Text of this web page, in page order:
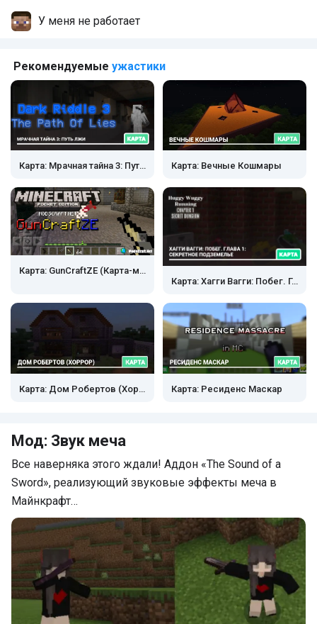
У меня не работает
Рекомендуемые ужастики
Карта: Мрачная тайна 3: Путь лжи Карта: Вечные Кошмары
Карта: GunCraftZE (Карта-мод) [Выживание]
Карта: Хагги Вагги: Побег. Глава 1: Секретное подземелье
Карта: Дом Робертов (Хоррор) Карта: Ресиденс Маскар
Мод: Звук меча
Все наверняка этого ждали! Аддон «The Sound of a
Sword», реализующий звуковые эффекты меча в
Майнкрафт…